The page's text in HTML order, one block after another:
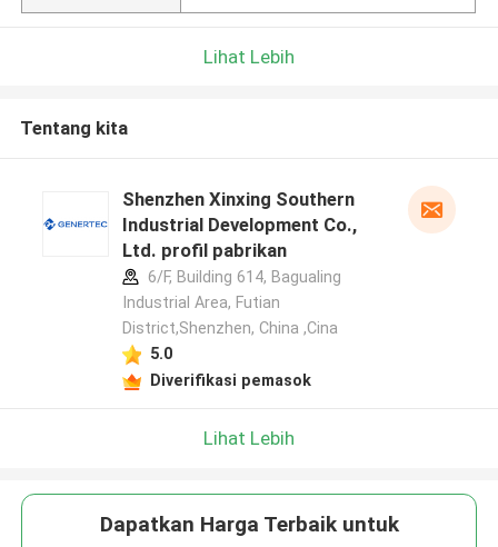
Lihat Lebih
Tentang kita
Shenzhen Xinxing Southern
Industrial Development Co.,
Ltd. profil pabrikan
6/F, Building 614, Bagualing
Industrial Area, Futian
District,Shenzhen, China ,Cina
5.0
Diverifikasi pemasok
Lihat Lebih
Dapatkan Harga Terbaik untuk